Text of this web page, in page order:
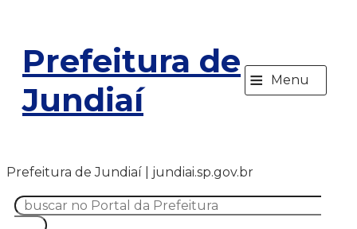
Prefeitura de
Jundiaí
≡ Menu
Prefeitura de Jundiaí | jundiai.sp.gov.br